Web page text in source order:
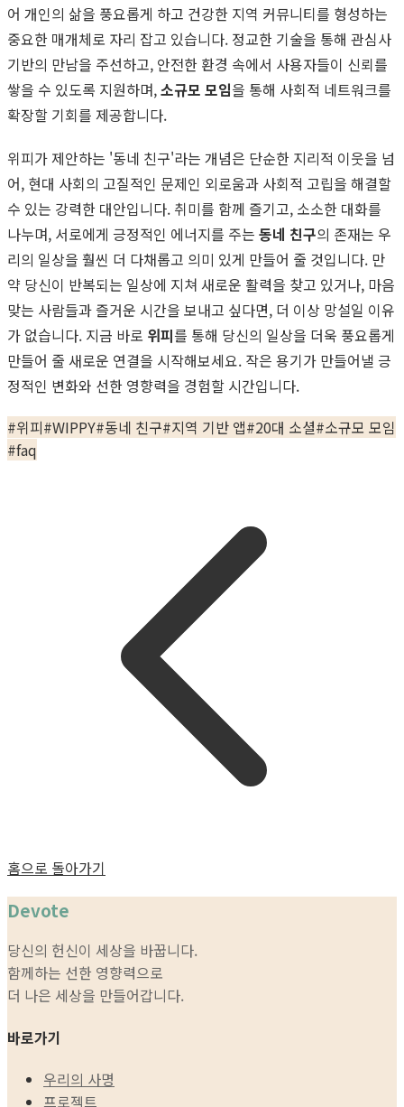
어 개인의 삶을 풍요롭게 하고 건강한 지역 커뮤니티를 형성하는
중요한 매개체로 자리 잡고 있습니다. 정교한 기술을 통해 관심사
기반의 만남을 주선하고, 안전한 환경 속에서 사용자들이 신뢰를
쌓을 수 있도록 지원하며,소규모 모임을 통해 사회적 네트워크를
확장할 기회를 제공합니다.
위피가 제안하는 '동네 친구'라는 개념은 단순한 지리적 이웃을 넘
어, 현대 사회의 고질적인 문제인 외로움과 사회적 고립을 해결할
수 있는 강력한 대안입니다. 취미를 함께 즐기고, 소소한 대화를
나누며, 서로에게 긍정적인 에너지를 주는 동네 친구의 존재는 우
리의 일상을 훨씬 더 다채롭고 의미 있게 만들어 줄 것입니다. 만
약 당신이 반복되는 일상에 지쳐 새로운 활력을 찾고 있거나, 마음
맞는 사람들과 즐거운 시간을 보내고 싶다면, 더 이상 망설일 이유
가 없습니다. 지금 바로 위피를 통해 당신의 일상을 더욱 풍요롭게
만들어 줄 새로운 연결을 시작해보세요. 작은 용기가 만들어낼 긍
정적인 변화와 선한 영향력을 경험할 시간입니다.
#위피#WIPPY#동네 친구#지역 기반 앱#20대 소셜#소규모 모임
#faq
홈으로 돌아가기
Devote
당신의 헌신이 세상을 바꿉니다.
함께하는 선한 영향력으로
더 나은 세상을 만들어갑니다.
바로가기
우리의 사명
프로젝트